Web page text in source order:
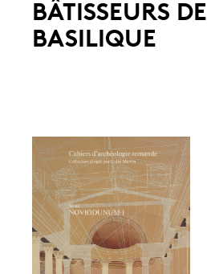
BÂTISSEURS DE
BASILIQUE